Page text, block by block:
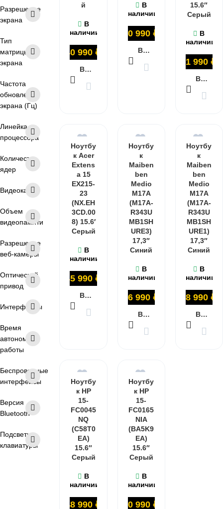
Разрешение
экрана
Тип
матрицы
экрана
Частота
обновления
экрана (Гц)
Линейка
процессора
Количество
ядер
Видеокарта
Объем
видеопамяти
Разрешение
веб-камеры
Оптический
привод
Интерфейсы
Время
автономной
работы
Беспроводные
интерфейсы
Версия
Bluetooth
Подсветка
клавиатуры
й
В
наличии
40 990₽
В КОРЗИНУ
В
наличии
40 990₽
В КОРЗИНУ
15.6″
Серый
В
наличии
41 990₽
В КОРЗИНУ
Ноутбу
к Acer
Extens
a 15
EX215-
23
(NX.EH
3CD.00
8) 15.6′
Серый
В
наличии
45 990₽
В КОРЗИНУ
Ноутбу
к
Maiben
ben
Medio
M17A
(M17A-
R343U
MB1SH
URE3)
17,3″
Синий
В
наличии
46 990₽
В КОРЗИНУ
Ноутбу
к
Maiben
ben
Medio
M17A
(M17A-
R343U
MB1SH
URE1)
17,3″
Синий
В
наличии
48 990₽
В КОРЗИНУ
Ноутбу
к HP
15-
FC0045
NQ
(C58T0
EA)
15.6″
Серый
В
наличии
48 990₽
Ноутбу
к HP
15-
FC0165
NIA
(BA5K9
EA)
15.6″
Серый
В
наличии
50 990₽